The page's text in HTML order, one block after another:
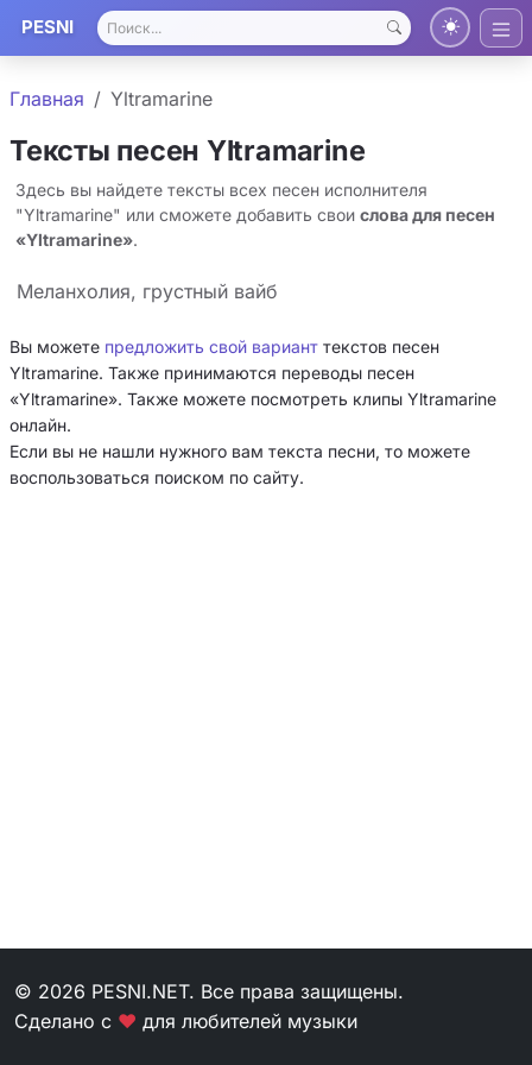
PESNI
Главная Yltramarine
Тексты песен Yltramarine
Здесь вы найдете тексты всех песен исполнителя
"Yltramarine" или сможете добавить свои слова для песен
«Yltramarine».
Меланхолия, грустный вайб
Вы можете предложить свой вариант текстов песен
Yltramarine. Также принимаются переводы песен
«Yltramarine». Также можете посмотреть клипы Yltramarine
онлайн.
Если вы не нашли нужного вам текста песни, то можете
воспользоваться поиском по сайту.
© 2026 PESNI.NET. Все права защищены.
Сделано с ❤ для любителей музыки